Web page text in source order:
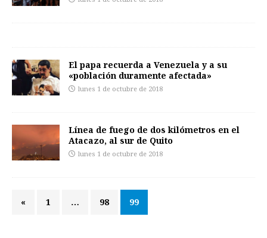
El papa recuerda a Venezuela y a su
«población duramente afectada»
lunes 1 de octubre de 2018
Línea de fuego de dos kilómetros en el
Atacazo, al sur de Quito
lunes 1 de octubre de 2018
« 1 … 98 99